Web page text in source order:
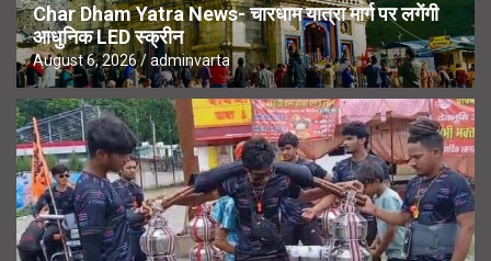
Char Dham Yatra News- चारधाम यात्रा मार्ग पर लगेंगी
आधुनिक LED स्क्रीन
August 6, 2026 adminvarta